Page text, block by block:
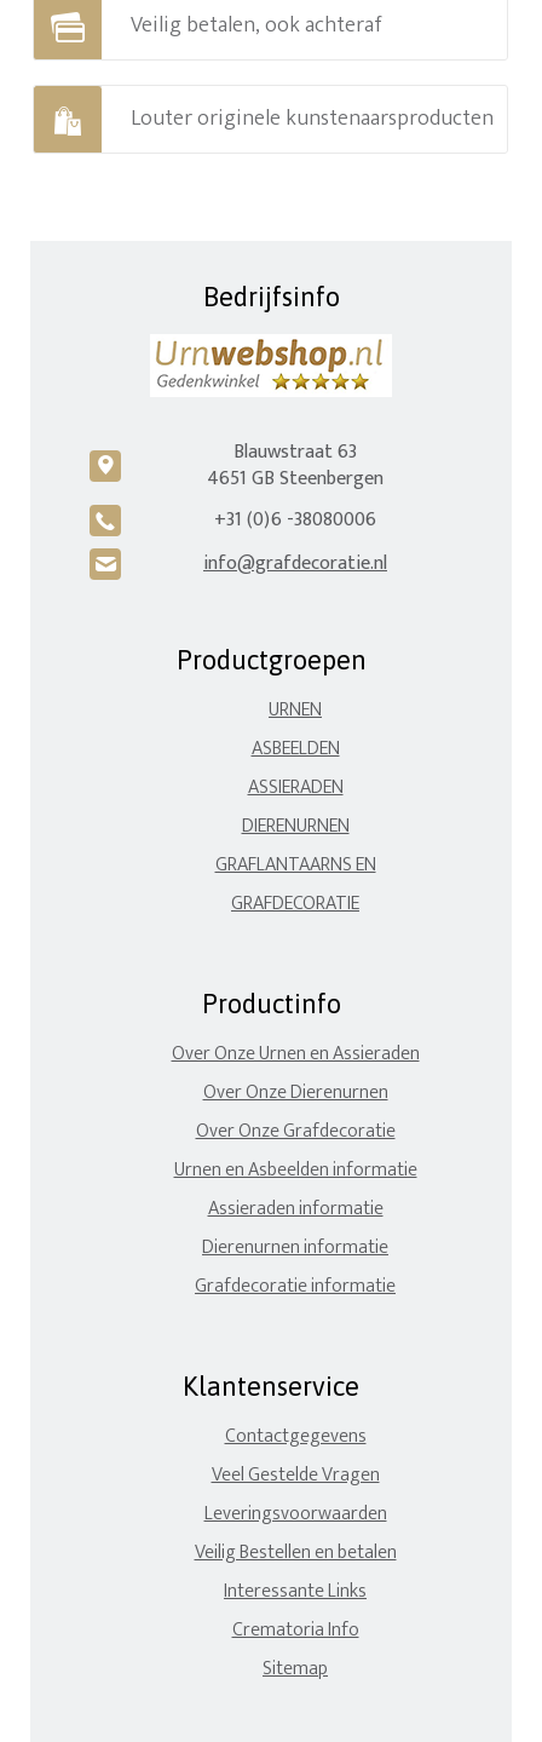
Veilig betalen, ook achteraf
Louter originele kunstenaarsproducten
Bedrijfsinfo
c
Blauwstraat 63
4651 GB Steenbergen
A +31 (0)6 -38080006
H info@grafdecoratie.nl
Productgroepen
URNEN
ASBEELDEN
ASSIERADEN
DIERENURNEN
GRAFLANTAARNS EN
GRAFDECORATIE
Productinfo
Over Onze Urnen en Assieraden
Over Onze Dierenurnen
Over Onze Grafdecoratie
Urnen en Asbeelden informatie
Assieraden informatie
Dierenurnen informatie
Grafdecoratie informatie
Klantenservice
Contactgegevens
Veel Gestelde Vragen
Leveringsvoorwaarden
Veilig Bestellen en betalen
Interessante Links
Crematoria Info
Sitemap